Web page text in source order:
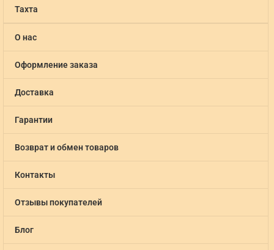
Тахта
О нас
Оформление заказа
Доставка
Гарантии
Возврат и обмен товаров
Контакты
Отзывы покупателей
Блог